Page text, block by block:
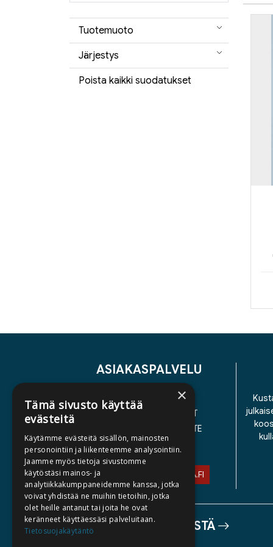
Tuotemuoto
Järjestys
Poista kaikki suodatukset
ASIAKASPALVELU
YHTEYSTIEDOT
YLEISET TOIMITUSEHDOT
SAAVUTETTAVUUSSELOSTE
TIETOSUOJASELOSTE
ASIAKASPALVELU@STORIA.FI
TIETOA MEISTÄ
×
Tämä sivusto käyttää
evästeitä
Käytämme evästeitä sisällön, mainosten
personointiin ja liikenteemme analysointiin.
Jaamme myös tietoja sivustomme
käytöstäsi mainos- ja
analytiikkakumppaneidemme kanssa, jotka
voivat yhdistää ne muihin tietoihin, jotka
olet heille antanut tai joita he ovat
keränneet käyttäessäsi palveluitaan.
Tietosuojakäytäntö